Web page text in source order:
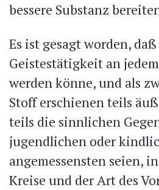
bessere Substanz
Es ist gesagt worden,
Geistestätigkeit an
werden könne, und als
Stoff erschienen teils
teils die sinnlichen
jugendlichen oder
angemessensten seien,
Kreise und der Art des